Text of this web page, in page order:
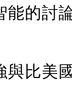
能的討
與比美